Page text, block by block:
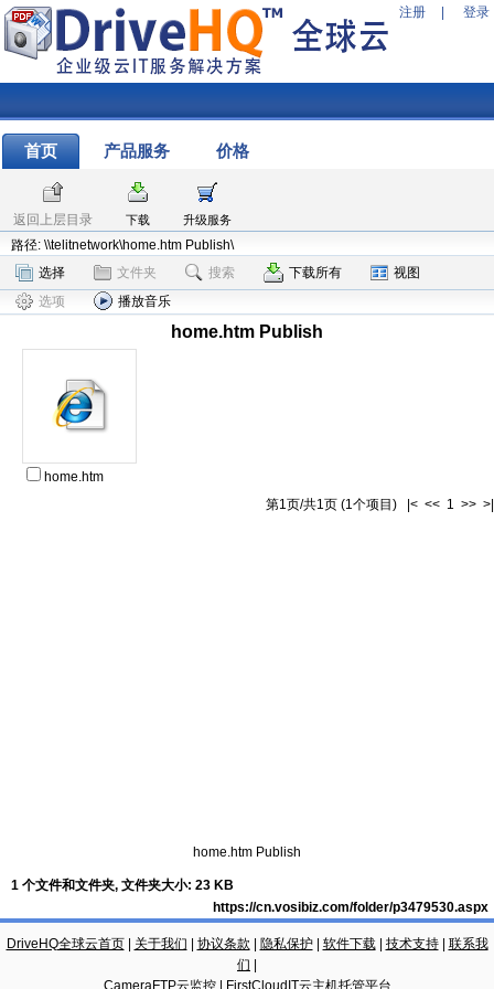
注册 登录
首页 产品服务 价格
返回上层目录 下载 升级服务
路径: \\telitnetwork\home.htm Publish\
选择
文件夹 搜索 下载所有
视图
选项
播放音乐
home.htm Publish
home.htm
第1页/共1页 (1个项目) |< << 1 >> >|
home.htm Publish
1 个文件和文件夹, 文件夹大小: 23 KB
https://cn.vosibiz.com/folder/p3479530.aspx
DriveHQ全球云首页| 关于我们 协议条款 隐私保护| 软件下载| 技术支持| 联系我
们
CameraFTP云监控| FirstCloudIT云主机托管平台